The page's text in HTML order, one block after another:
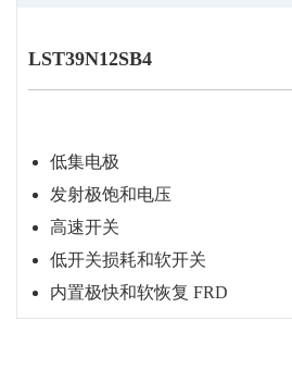
LST39N12SB4
低集电极
发射极饱和电压
高速开关
低开关损耗和软开关
内置极快和软恢复 FRD